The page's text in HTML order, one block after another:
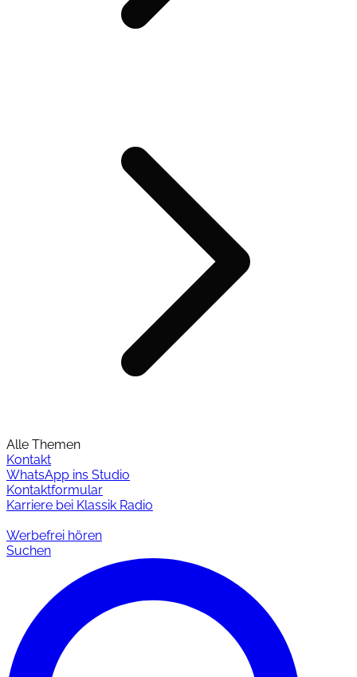
Alle Themen
Kontakt
WhatsApp ins Studio
Kontaktformular
Karriere bei Klassik Radio
Werbefrei hören
Suchen